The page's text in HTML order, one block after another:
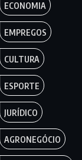
ECONOMIA
EMPREGOS
CULTURA
ESPORTE
JURÍDICO
AGRONEGÓCIO